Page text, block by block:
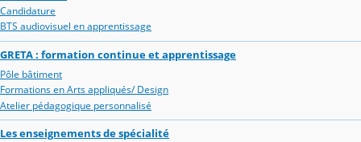
Candidature
BTS audiovisuel en apprentissage
GRETA : formation continue et apprentissage
Pôle bâtiment
Formations en Arts appliqués/ Design
Atelier pédagogique personnalisé
Les enseignements de spécialité